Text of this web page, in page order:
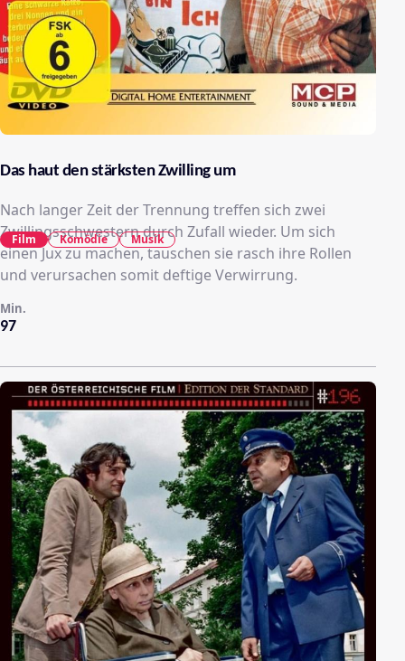
Das haut den stärksten Zwilling um
Nach langer Zeit der Trennung treffen sich zwei
Zwillingsschwestern durch Zufall wieder. Um sich
einen Jux zu machen, tauschen sie rasch ihre Rollen
und verursachen somit deftige Verwirrung.
97
Min.
Film Komödie Musik